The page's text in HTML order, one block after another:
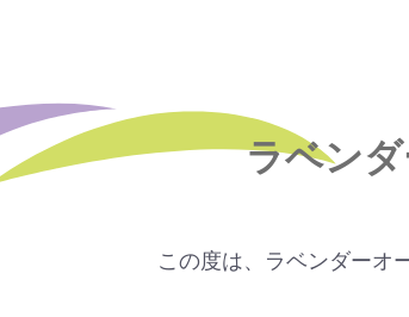
ラベン
この度は、ラベンダーオ